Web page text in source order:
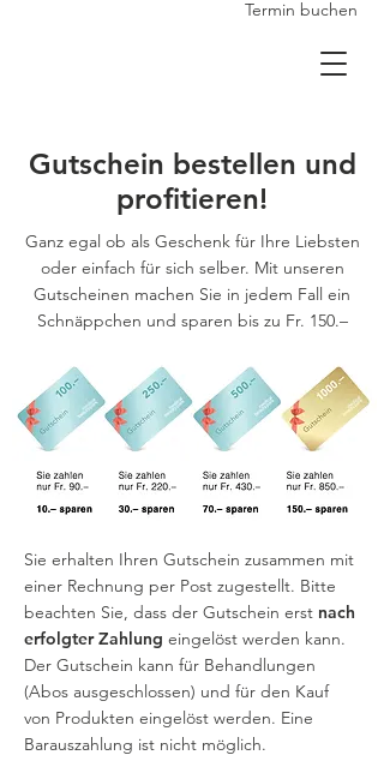
Termin buchen
Gutschein bestellen und
profitieren!
Ganz egal ob als Geschenk für Ihre Liebsten
oder einfach für sich selber. Mit unseren
Gutscheinen machen Sie in jedem Fall ein
Schnäppchen und sparen bis zu Fr. 150.–
Sie erhalten Ihren Gutschein zusammen mit
einer Rechnung per Post zugestellt. Bitte
beachten Sie, dass der Gutschein erst nach
erfolgter Zahlung eingelöst werden kann.
Der Gutschein kann für Behandlungen
(Abos ausgeschlossen) und für den Kauf
von Produkten eingelöst werden. Eine
Barauszahlung ist nicht möglich.